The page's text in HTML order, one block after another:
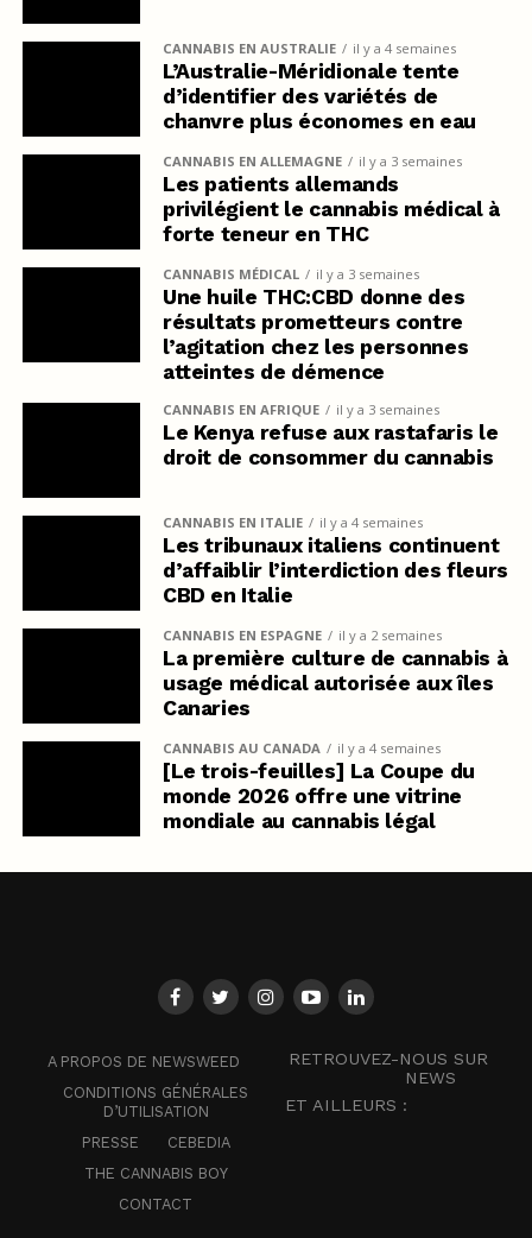
CANNABIS EN AUSTRALIE il y a 4 semaines
L’Australie-Méridionale tente
d’identifier des variétés de
chanvre plus économes en eau
CANNABIS EN ALLEMAGNE il y a 3 semaines
Les patients allemands
privilégient le cannabis médical à
forte teneur en THC
CANNABIS MÉDICAL il y a 3 semaines
Une huile THC:CBD donne des
résultats prometteurs contre
l’agitation chez les personnes
atteintes de démence
CANNABIS EN AFRIQUE il y a 3 semaines
Le Kenya refuse aux rastafaris le
droit de consommer du cannabis
CANNABIS EN ITALIE il y a 4 semaines
Les tribunaux italiens continuent
d’affaiblir l’interdiction des fleurs
CBD en Italie
CANNABIS EN ESPAGNE il y a 2 semaines
La première culture de cannabis à
usage médical autorisée aux îles
Canaries
CANNABIS AU CANADA il y a 4 semaines
[Le trois-feuilles] La Coupe du
monde 2026 offre une vitrine
mondiale au cannabis légal
A PROPOS DE NEWSWEED
CONDITIONS GÉNÉRALES
D’UTILISATION
PRESSE
CEBEDIA
THE CANNABIS BOY
CONTACT
RETROUVEZ-NOUS SUR
NEWS
ET AILLEURS :